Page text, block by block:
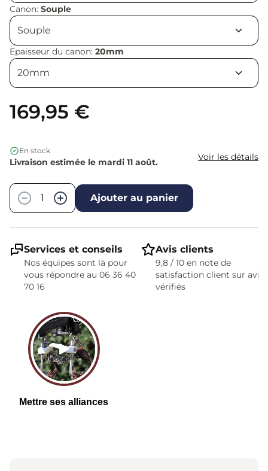
Canon: Souple
Epaisseur du canon: 20mm
169,95 €
En stock
Livraison estimée le mardi 11 août. Voir les détails
−
+ Ajouter au panier
Services et conseils
Nos équipes sont là pour
vous répondre au 06 36 40
70 16
Avis clients
9,8 / 10 en note de
satisfaction client sur avis
vérifiés